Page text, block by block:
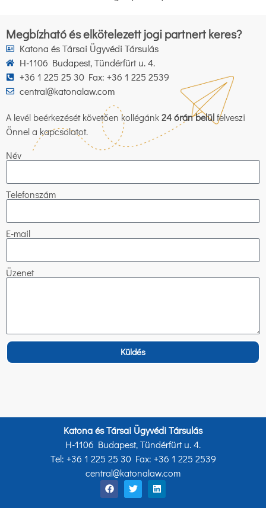
Megbízható és elkötelezett jogi partnert keres?
Katona és Társai Ügyvédi Társulás
H-1106 Budapest, Tündérfürt u. 4.
+36 1 225 25 30 Fax: +36 1 225 2539
central@katonalaw.com
A levél beérkezését követően kollégánk24 órán belülfelveszi
Önnel a kapcsolatot.
Név
Telefonszám
E-mail
Üzenet
Küldés
Katona és Társai Ügyvédi Társulás
H-1106 Budapest, Tündérfürt u. 4.
Tel: +36 1 225 25 30 Fax: +36 1 225 2539
central@katonalaw.com